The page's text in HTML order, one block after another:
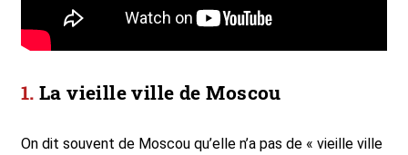
La vieille ville de Moscou
On dit souvent de Moscou qu’elle n’a pas de « vieille ville